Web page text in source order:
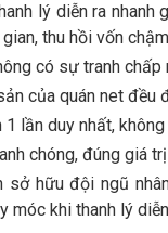
lý diễn ra
thu hồi vốn
có sự tranh
của quán net đều
1 lần duy nhất,
chóng, đúng giá
sở hữu đội ngũ
móc khi thanh lý